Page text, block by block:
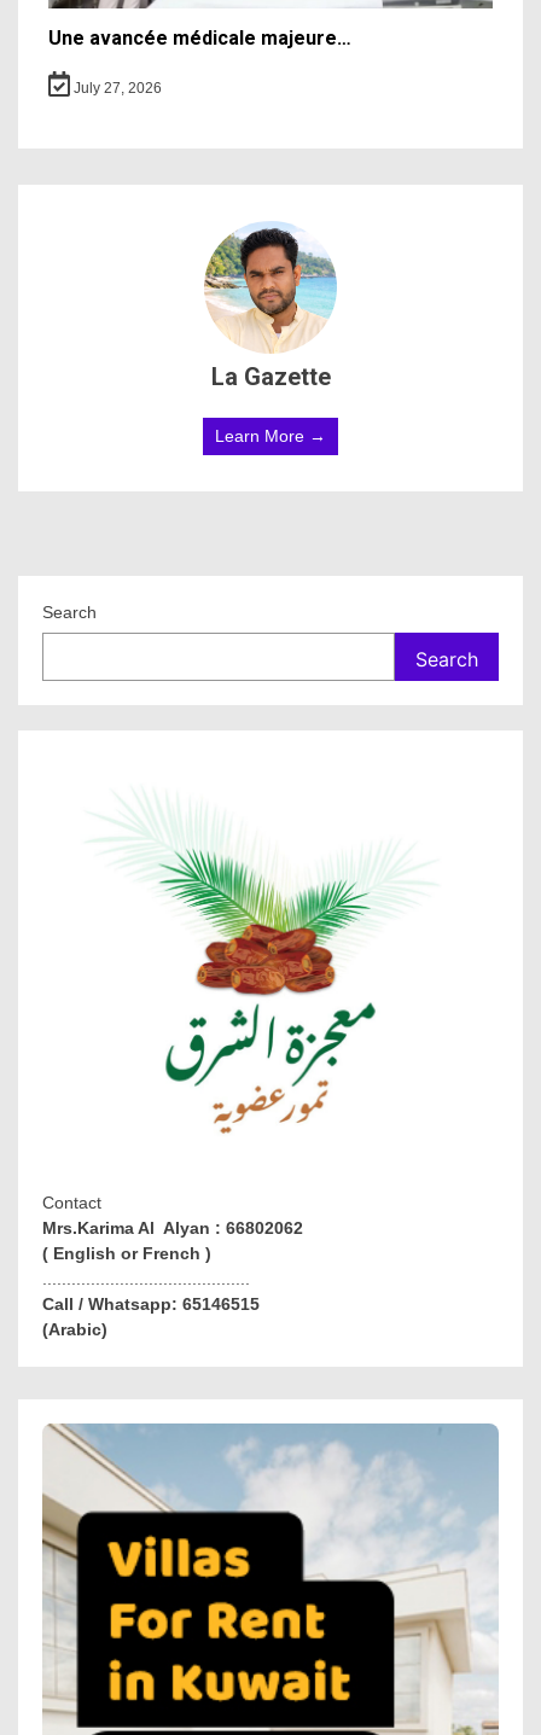
Une avancée médicale majeure…
July 27, 2026
La Gazette
Learn More →
Search
Search
Contact
Mrs.Karima Al Alyan : 66802062
( English or French )
...........................................
Call / Whatsapp: 65146515
(Arabic)